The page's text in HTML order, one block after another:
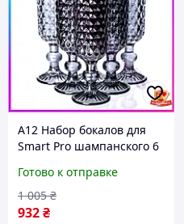
A12 Набор бокалов для
Smart Pro шампанского 6
бокалы для игристых
напитков и кокт MAX14
Готово к отправке
932₴
1 005 ₴